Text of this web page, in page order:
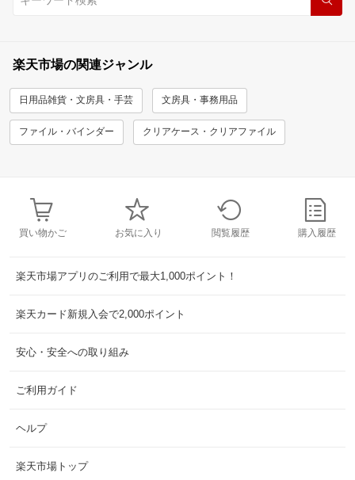
楽天市場の関連ジャンル
日用品雑貨・文房具・手芸 文房具・事務用品
ファイル・バインダー クリアケース・クリアファイル
買い物かご お気に入り 閲覧履歴 購入履歴
楽天市場アプリのご利用で最大1,000ポイント！
楽天カード新規入会で2,000ポイント
安心・安全への取り組み
ご利用ガイド
ヘルプ
楽天市場トップ